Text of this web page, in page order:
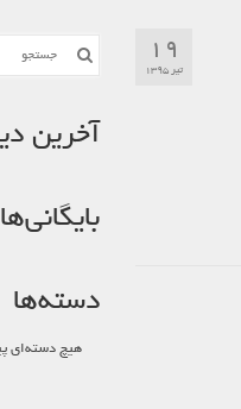
۱۹
تیر ۱۳۹۵
جستجو
آخرین
بایگانی‌ها
دسته‌ها
هیچ دسته‌ای